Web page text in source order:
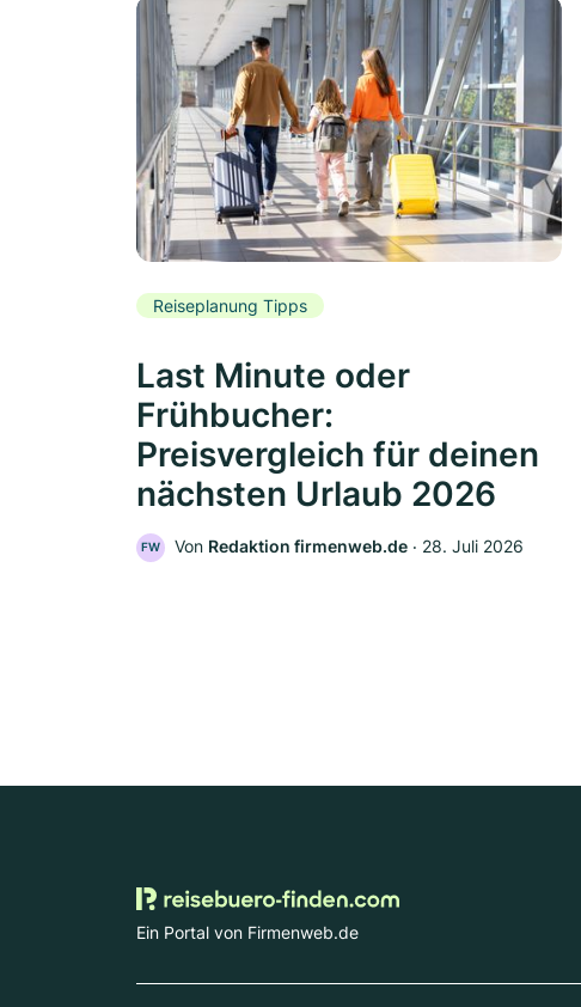
Reiseplanung Tipps
Last Minute oder
Frühbucher:
Preisvergleich für deinen
nächsten Urlaub 2026
FW Von Redaktion firmenweb.de ‧ 28. Juli 2026
Ein Portal von Firmenweb.de